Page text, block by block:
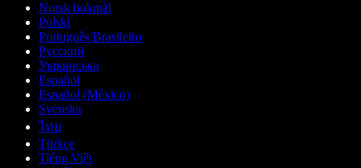
Norsk bokmål
Polski
Português Brasileiro
Русский
Українська
Español
Español (México)
Svenska
ไทย
Türkçe
Tiếng Việt